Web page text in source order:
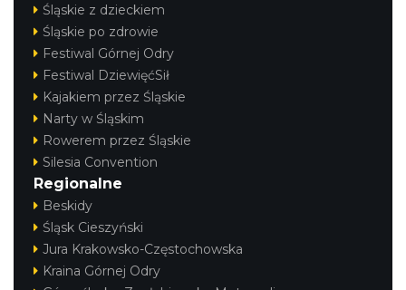
Śląskie z dzieckiem
Śląskie po zdrowie
Festiwal Górnej Odry
Festiwal DziewięćSił
Kajakiem przez Śląskie
Narty w Śląskim
Rowerem przez Śląskie
Silesia Convention
Regionalne
Beskidy
Śląsk Cieszyński
Jura Krakowsko-Częstochowska
Kraina Górnej Odry